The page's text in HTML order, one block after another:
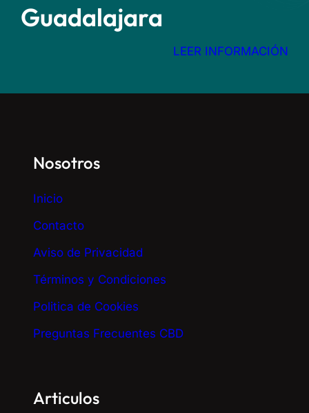
Guadalajara
LEER INFORMACIÓN
Nosotros
Inicio
Contacto
Aviso de Privacidad
Términos y Condiciones
Politica de Cookies
Preguntas Frecuentes CBD
Articulos